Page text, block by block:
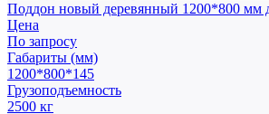
Поддон новый деревянный 1200*800 мм
Цена
По запросу
Габариты (мм)
1200*800*145
Грузоподъемность
2500 кг